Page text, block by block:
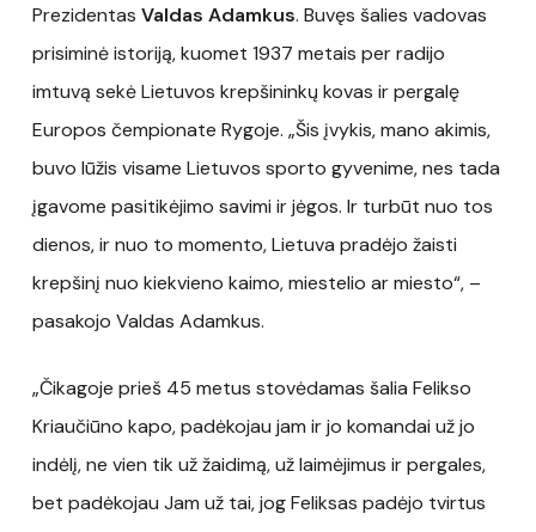
Prezidentas Valdas Adamkus. Buvęs šalies vadovas
prisiminė istoriją, kuomet 1937 metais per radijo
imtuvą sekė Lietuvos krepšininkų kovas ir pergalę
Europos čempionate Rygoje. „Šis įvykis, mano akimis,
buvo lūžis visame Lietuvos sporto gyvenime, nes tada
įgavome pasitikėjimo savimi ir jėgos. Ir turbūt nuo tos
dienos, ir nuo to momento, Lietuva pradėjo žaisti
krepšinį nuo kiekvieno kaimo, miestelio ar miesto“, –
pasakojo Valdas Adamkus.
„Čikagoje prieš 45 metus stovėdamas šalia Felikso
Kriaučiūno kapo, padėkojau jam ir jo komandai už jo
indėlį, ne vien tik už žaidimą, už laimėjimus ir pergales,
bet padėkojau Jam už tai, jog Feliksas padėjo tvirtus